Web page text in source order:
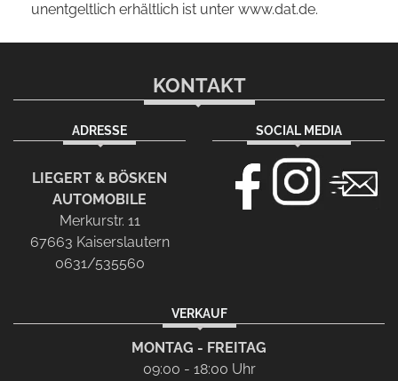
unentgeltlich erhältlich ist unter www.dat.de.
KONTAKT
ADRESSE
LIEGERT & BÖSKEN
AUTOMOBILE
Merkurstr. 11
67663 Kaiserslautern
0631/535560
SOCIAL MEDIA
VERKAUF
MONTAG - FREITAG
09:00 - 18:00 Uhr